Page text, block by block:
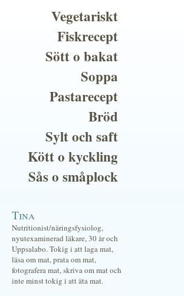
Vegetariskt
Fiskrecept
Sött o bakat
Soppa
Pastarecept
Bröd
Sylt och saft
Kött o kyckling
Sås o småplock
Tina
Nutritionist/näringsfysiolog,
nyutexaminerad läkare, 30 år och
Uppsalabo. Tokig i att laga mat,
läsa om mat, prata om mat,
fotografera mat, skriva om mat och
inte minst tokig i att äta mat.